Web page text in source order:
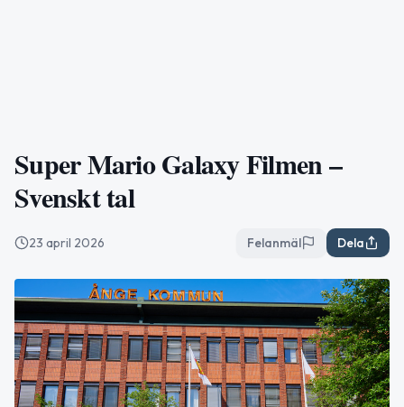
Super Mario Galaxy Filmen –
Svenskt tal
23 april 2026 Felanmäl Dela